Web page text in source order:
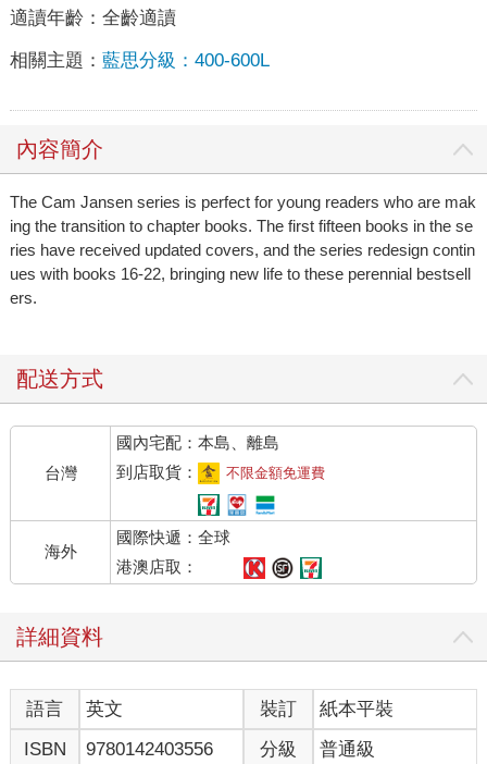
適讀年齡： 全齡適讀
相關主題： 藍思分級：400-600L
內容簡介
The Cam Jansen series is perfect for young readers who are mak
ing the transition to chapter books. The first fifteen books in the se
ries have received updated covers, and the series redesign contin
ues with books 16-22, bringing new life to these perennial bestsell
ers.
配送方式
台灣
國內宅配：本島、離島
到店取貨：
不限金額免運費
海外
國際快遞：全球
港澳店取：
詳細資料
語言 英文 裝訂
紙本平裝
ISBN
9780142403556 分級 普通級